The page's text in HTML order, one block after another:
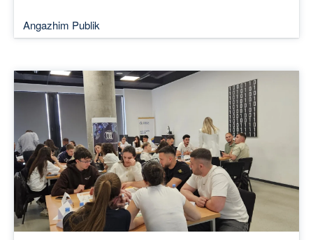
Angazhim Publik